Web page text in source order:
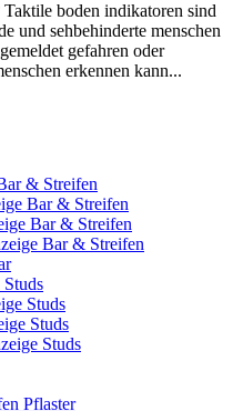
boden indikatoren sind
und sehbehinderte menschen
gefahren oder
erkennen kann...
& Streifen
Bar & Streifen
Bar & Streifen
Bar & Streifen
Studs
Studs
Studs
Pflaster